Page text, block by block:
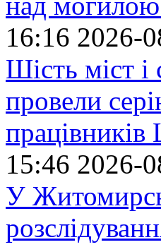
16:16 2026-
Шість міст
провели
працівників
15:46 2026-
У